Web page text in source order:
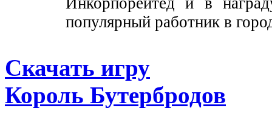
популярный работник в
Скачать игру
Король Бутербродов